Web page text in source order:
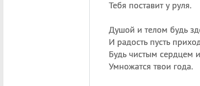
Тебя поставит у руля.
Душой и телом будь
И радость пусть
Будь чистым сердцем
Умножатся твои года.